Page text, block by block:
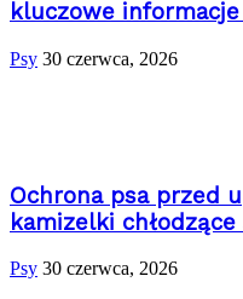
kluczowe
Psy 30 czerwca, 2026
Ochrona psa przed
kamizelki
Psy 30 czerwca, 2026